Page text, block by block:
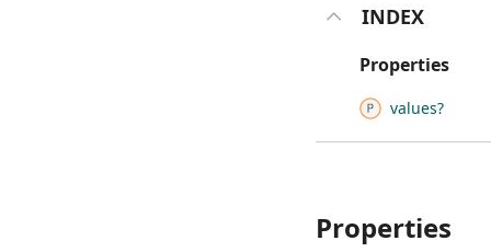
INDEX
Properties
values?
Properties